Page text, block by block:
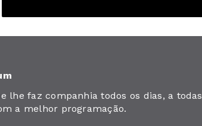
lhe faz companhia todos os dias, a todas
a melhor programação.